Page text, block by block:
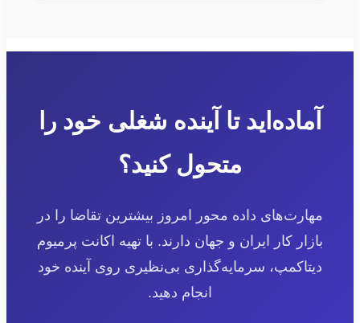
آماده‌اید تا آینده شغلی خود را
متحول کنید؟
مهارت‌های داده محور امروز بیشترین تقاضا را در
بازار کار ایران و جهان دارند. با تهیه اکانت پرمیوم
دیتاکمپ، سرمایه‌گذاری بی‌نظیری روی آینده خود
انجام دهید.